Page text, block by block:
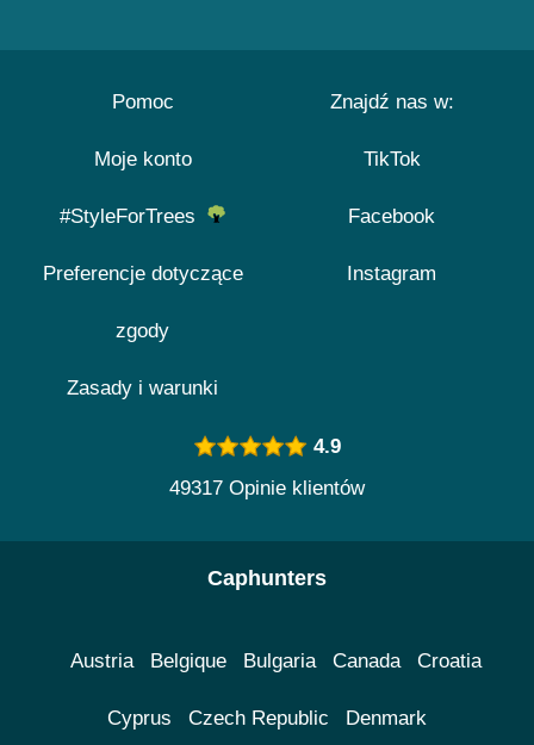
Pomoc
Moje konto
#StyleForTrees
Preferencje dotyczące
zgody
Zasady i warunki
Znajdź nas w:
TikTok
Facebook
Instagram
4.9
49317 Opinie klientów
Caphunters
Austria Belgique Bulgaria Canada Croatia
Cyprus Czech Republic Denmark